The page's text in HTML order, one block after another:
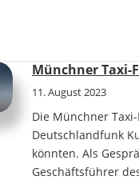
Münchner Taxi-
11. August 2023
Die Münchner
Deutschlandfunk
könnten. Als
Geschäftsführer